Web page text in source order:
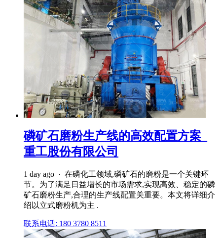
磷矿石磨粉生产线的高效配置方案_
重工股份有限公司
1 day ago · 在磷化工领域,磷矿石的磨粉是一个关键环
节。为了满足日益增长的市场需求,实现高效、稳定的磷
矿石磨粉生产,合理的生产线配置关重要。本文将详细介
绍以立式磨粉机为主 .
联系电话: 180 3780 8511